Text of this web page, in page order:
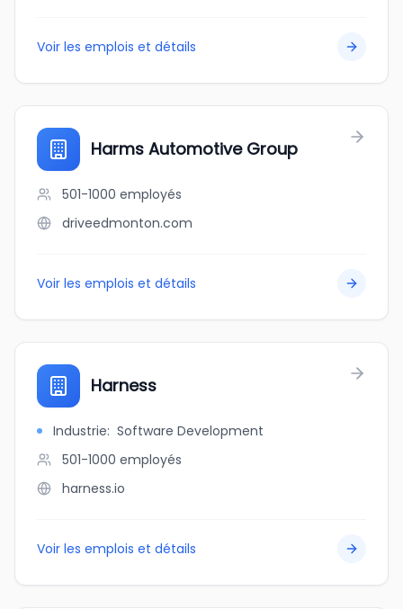
Voir les emplois et détails
Harms Automotive Group
501-1000 employés
driveedmonton.com
Voir les emplois et détails
Harness
Industrie: Software Development
501-1000 employés
harness.io
Voir les emplois et détails